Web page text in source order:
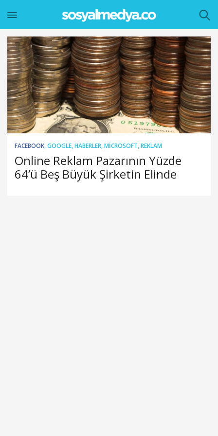
FACEBOOK,GOOGLE,HABERLER,MICROSOFT,REKLAM
Online Reklam Pazarının Yüzde
64’ü Beş Büyük Şirketin Elinde